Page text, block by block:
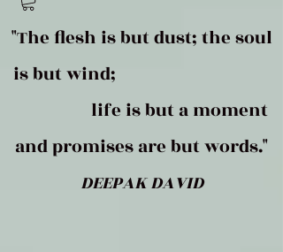
"The flesh is but dust; the soul
is but wind;
life is but a moment
and promises are but words."
DEEPAK DAVID